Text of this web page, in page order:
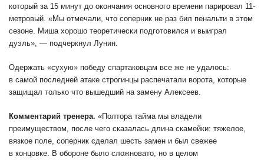
который за 15 минут до окончания основного времени парировал 11-
метровый. «Мы отмечали, что соперник не раз бил пенальти в этом
сезоне. Миша хорошо теоретически подготовился и выиграл
дуэль», — подчеркнул Лунин.
Одержать «сухую» победу спартаковцам все же не удалось:
в самой последней атаке строгинцы распечатали ворота, которые
защищал только что вышедший на замену Алексеев.
Комментарий тренера. «Полтора тайма мы владели
преимуществом, после чего сказалась длина скамейки: тяжелое,
вязкое поле, соперник сделал шесть замен и был свежее
в концовке. В обороне было сложновато, но в целом